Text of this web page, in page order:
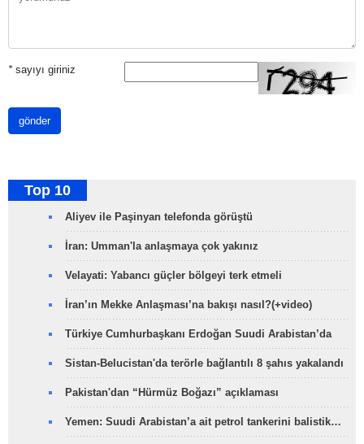
*sayıyı giriniz
gönder
Top 10
Aliyev ile Paşinyan telefonda görüştü
İran: Umman'la anlaşmaya çok yakınız
Velayati: Yabancı güçler bölgeyi terk etmeli
İran’ın Mekke Anlaşması’na bakışı nasıl?(+video)
Türkiye Cumhurbaşkanı Erdoğan Suudi Arabistan’da
Sistan-Belucistan'da terörle bağlantılı 8 şahıs yakalandı
Pakistan'dan “Hürmüz Boğazı” açıklaması
Yemen: Suudi Arabistan’a ait petrol tankerini balistik…